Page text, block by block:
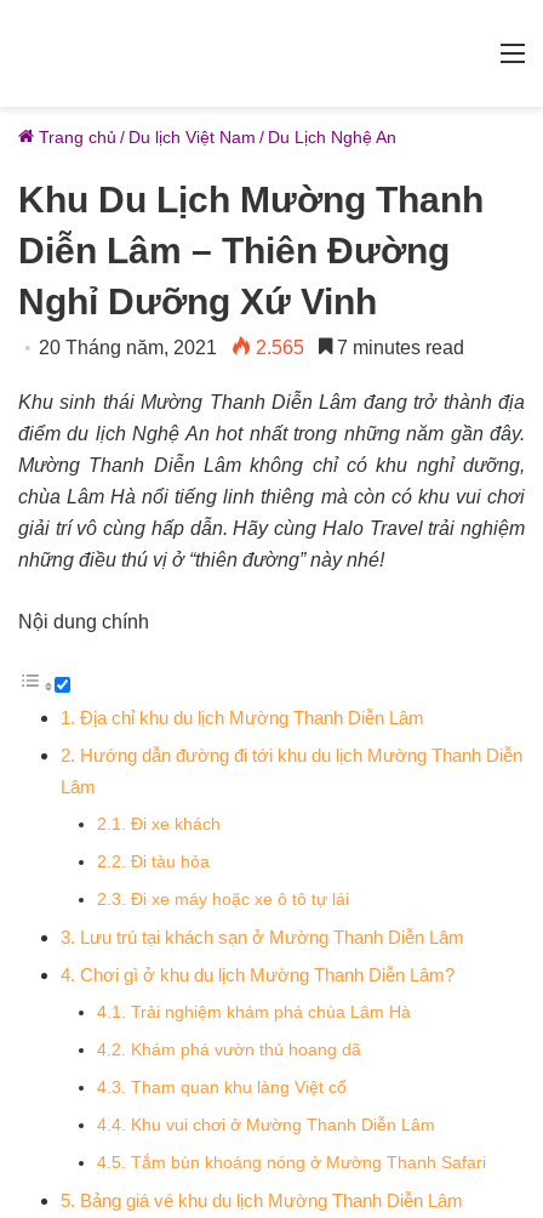
Trang chủ / Du lịch Việt Nam / Du Lịch Nghệ An
Khu Du Lịch Mường Thanh
Diễn Lâm – Thiên Đường
Nghỉ Dưỡng Xứ Vinh
20 Tháng năm, 2021 2.565 7 minutes read
Khu sinh thái Mường Thanh Diễn Lâm đang trở thành địa
điểm du lịch Nghệ An hot nhất trong những năm gần đây.
Mường Thanh Diễn Lâm không chỉ có khu nghỉ dưỡng,
chùa Lâm Hà nổi tiếng linh thiêng mà còn có khu vui chơi
giải trí vô cùng hấp dẫn. Hãy cùng Halo Travel trải nghiệm
những điều thú vị ở “thiên đường” này nhé!
Nội dung chính
1. Địa chỉ khu du lịch Mường Thanh Diễn Lâm
2. Hướng dẫn đường đi tới khu du lịch Mường Thanh Diễn
Lâm
2.1. Đi xe khách
2.2. Đi tàu hỏa
2.3. Đi xe máy hoặc xe ô tô tự lái
3. Lưu trú tại khách sạn ở Mường Thanh Diễn Lâm
4. Chơi gì ở khu du lịch Mường Thanh Diễn Lâm?
4.1. Trải nghiệm khám phá chùa Lâm Hà
4.2. Khám phá vườn thú hoang dã
4.3. Tham quan khu làng Việt cổ
4.4. Khu vui chơi ở Mường Thanh Diễn Lâm
4.5. Tắm bùn khoáng nóng ở Mường Thanh Safari
5. Bảng giá vé khu du lịch Mường Thanh Diễn Lâm